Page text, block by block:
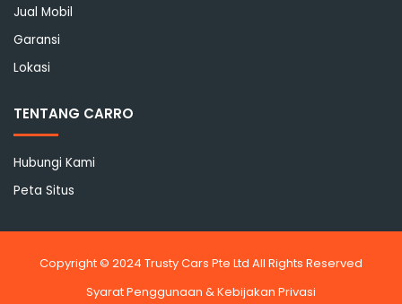
Jual Mobil
Garansi
Lokasi
TENTANG CARRO
Hubungi Kami
Peta Situs
Copyright © 2024 Trusty Cars Pte Ltd All Rights Reserved
Syarat Penggunaan & Kebijakan Privasi